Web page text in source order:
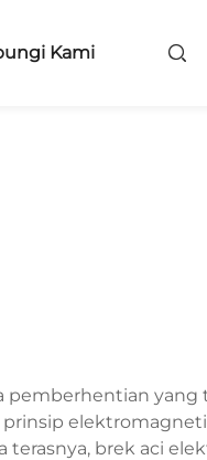
Kami
pemberhentian yang
prinsip
brek aci